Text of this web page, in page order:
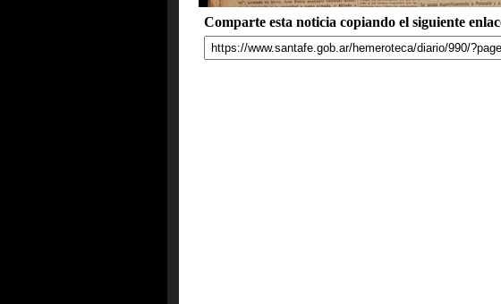
Comparte esta noticia copiando el siguiente